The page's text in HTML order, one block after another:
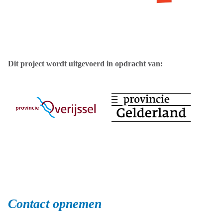
Dit project wordt uitgevoerd in opdracht van:
Contact opnemen